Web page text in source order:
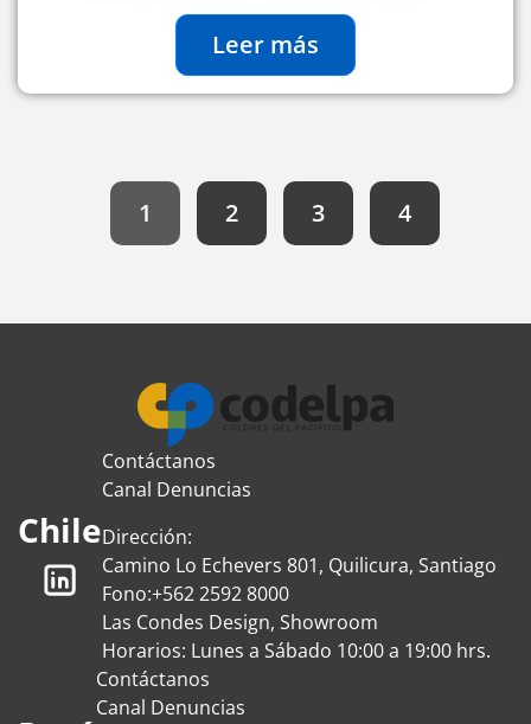
Leer más
1 2 3 4
Chile
Contáctanos
Canal Denuncias
Dirección:
Camino Lo Echevers 801, Quilicura, Santiago
Fono:+562 2592 8000
Las Condes Design, Showroom
Horarios: Lunes a Sábado 10:00 a 19:00 hrs.
Contáctanos
Canal Denuncias